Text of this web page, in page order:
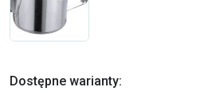
Dostępne warianty: